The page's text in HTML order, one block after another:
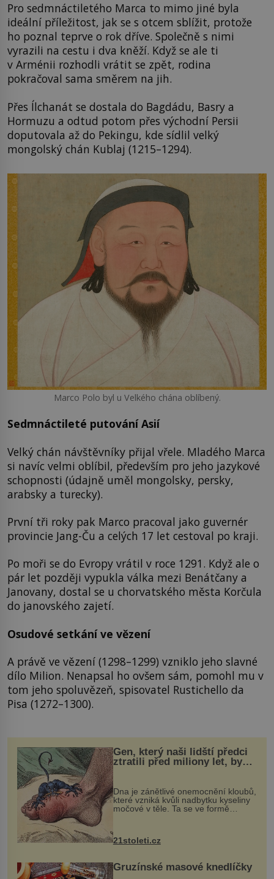
Pro sedmnáctiletého Marca to mimo jiné byla
ideální příležitost, jak se s otcem sblížit, protože
ho poznal teprve o rok dříve. Společně s nimi
vyrazili na cestu i dva kněží. Když se ale ti
v Arménii rozhodli vrátit se zpět, rodina
pokračoval sama směrem na jih.
Přes Ílchanát se dostala do Bagdádu, Basry a
Hormuzu a odtud potom přes východní Persii
doputovala až do Pekingu, kde sídlil velký
mongolský chán Kublaj (1215–1294).
Marco Polo byl u Velkého chána oblíbený.
Sedmnáctileté putování Asií
Velký chán návštěvníky přijal vřele. Mladého Marca
si navíc velmi oblíbil, především pro jeho jazykové
schopnosti (údajně uměl mongolsky, persky,
arabsky a turecky).
První tři roky pak Marco pracoval jako guvernér
provincie Jang-Ču a celých 17 let cestoval po kraji.
Po moři se do Evropy vrátil v roce 1291. Když ale o
pár let později vypukla válka mezi Benátčany a
Janovany, dostal se u chorvatského města Korčula
do janovského zajetí.
Osudové setkání ve vězení
A právě ve vězení (1298–1299) vzniklo jeho slavné
dílo Milion. Nenapsal ho ovšem sám, pomohl mu v
tom jeho spoluvězeň, spisovatel Rustichello da
Pisa (1272–1300).
Gen, který naši lidští předci
ztratili před miliony let, by
mohl pomoci s léčbou
„nemoci králů“
Dna je zánětlivé onemocnění kloubů,
které vzniká kvůli nadbytku kyseliny
močové v těle. Ta se ve formě
nohou, a způsobuje bole...
21stoleti.cz
Gruzínské masové knedlíčky